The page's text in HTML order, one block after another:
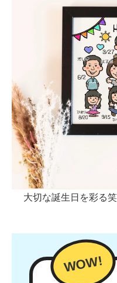
大切な誕生日を彩る